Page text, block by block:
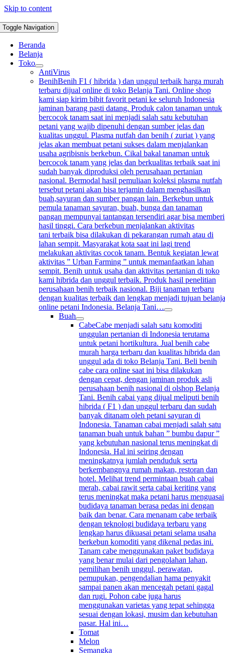
Skip to content
Toggle Navigation
Beranda
Belanja
Toko
AntiVirus
BenihBenih F1 ( hibrida ) dan unggul terbaik harga murah
terbaru dijual online di toko Belanja Tani. Online shop
kami siap kirim bibit favorit petani ke seluruh Indonesia
jaminan barang pasti datang. Produk calon tanaman untuk
bercocok tanam saat ini menjadi salah satu kebutuhan
petani yang wajib dipenuhi dengan sumber jelas dan
kualitas unggul. Plasma nutfah dan benih ( zuriat ) yang
jelas akan membuat petani sukses dalam menjalankan
usaha agribisnis berkebun. Cikal bakal tanaman untuk
bercocok tanam yang jelas dan berkualitas terbaik saat ini
sudah banyak diproduksi oleh perusahaan pertanian
nasional. Bermodal hasil pemuliaan koleksi plasma nutfah
tersebut petani akan bisa terjamin dalam menghasilkan
buah,sayuran dan sumber pangan lain. Berkebun untuk
pemula tanaman sayuran, buah, bunga dan tanaman
pangan mempunyai tantangan tersendiri agar bisa memberi
hasil tinggi. Cara berkebun menjalankan aktivitas
tani terbaik bisa dilakukan di pekarangan rumah atau di
lahan sempit. Masyarakat kota saat ini lagi trend
melakukan aktivitas cocok tanam. Bentuk kegiatan lewat
aktivitas ” Urban Farming ” untuk memanfaatkan lahan
sempit. Benih untuk usaha dan aktivitas pertanian di toko
kami hibrida dan unggul terbaik. Produk hasil penelitian
perusahaan benih terbaik nasional. Biji tanaman terbaru
dengan kualitas terbaik dan lengkap menjadi tujuan
online petani Indonesia. Belanja Tani…
Buah
CabeCabe menjadi salah satu komoditi
unggulan pertanian di Indonesia terutama
untuk petani hortikultura. Jual benih cabe
murah harga terbaru dan kualitas hibrida dan
unggul ada di toko Belanja Tani. Beli benih
cabe cara online saat ini bisa dilakukan
dengan cepat, dengan jaminan produk asli
perusahaan benih nasional di olshop Belanja
Tani. Benih cabai yang dijual meliputi benih
hibrida ( F1 ) dan unggul terbaru dan sudah
banyak ditanam oleh petani sayuran di
Indonesia. Tanaman cabai menjadi salah satu
tanaman buah untuk bahan ” bumbu dapur ”
yang kebutuhan nasional terus meningkat di
Indonesia. Hal ini seiring dengan
meningkatnya jumlah penduduk serta
berkembangnya rumah makan, restoran dan
hotel. Melihat trend permintaan buah cabai
merah, cabai rawit serta cabai keriting yang
terus meningkat maka petani harus menguasai
budidaya tanaman berasa pedas ini dengan
baik dan benar. Cara menanam cabe terbaik
dengan teknologi budidaya terbaru yang
lengkap harus dikuasai petani selama usaha
berkebun komoditi yang dikenal pedas ini.
Tanam cabe menggunakan paket budidaya
yang benar mulai dari pengolahan lahan,
pemilihan benih unggul, perawatan,
pemupukan, pengendalian hama penyakit
sampai panen akan mencegah petani gagal
dan rugi. Pohon cabe juga harus
menggunakan varietas yang tepat sehingga
sesuai dengan lokasi, musim dan kebutuhan
pasar. Hal ini…
Tomat
Melon
Semangka